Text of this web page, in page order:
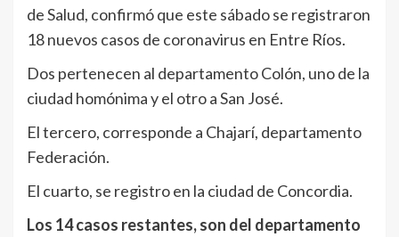
de Salud, confirmó que este sábado se registraron
18 nuevos casos de coronavirus en Entre Ríos.
Dos pertenecen al departamento Colón, uno de la
ciudad homónima y el otro a San José.
El tercero, corresponde a Chajarí, departamento
Federación.
El cuarto, se registro en la ciudad de Concordia.
Los 14 casos restantes, son del departamento